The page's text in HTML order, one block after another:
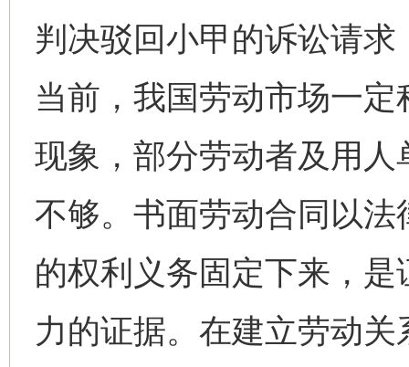
判决驳回小甲的诉讼请求
当前，我国劳动市场一定
现象，部分劳动者及用
不够。书面劳动合同以
的权利义务固定下来，
力的证据。在建立劳动